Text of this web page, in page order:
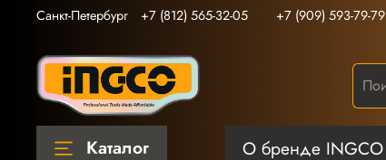
Санкт-Петербург +7 (812) 565-32-05 +7 (909) 593-79-79
Каталог О бренде INGCO